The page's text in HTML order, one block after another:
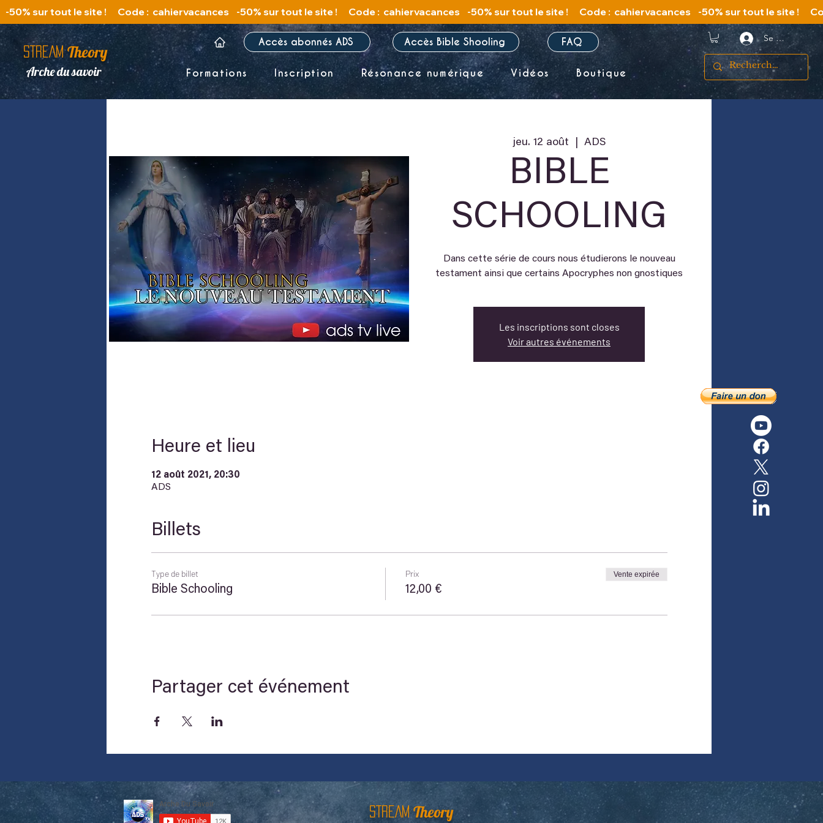
   -50% sur tout le site !      Code :  cahiervacances
STREAM Theory
Arche du savoir
Accès abonnés ADS Accès Bible Shooling FAQ
Formations Inscription Résonance numérique Vidéos Boutique
Se connecter
jeu. 12 août ADS
BIBLE
SCHOOLING
Dans cette série de cours nous étudierons le nouveau
testament ainsi que certains Apocryphes non gnostiques
Les inscriptions sont closes
Voir autres événements
Heure et lieu
12 août 2021, 20:30
ADS
Billets
Type de billet
Bible Schooling
Prix
12,00 €
Vente expirée
Partager cet événement
STREAM Theory